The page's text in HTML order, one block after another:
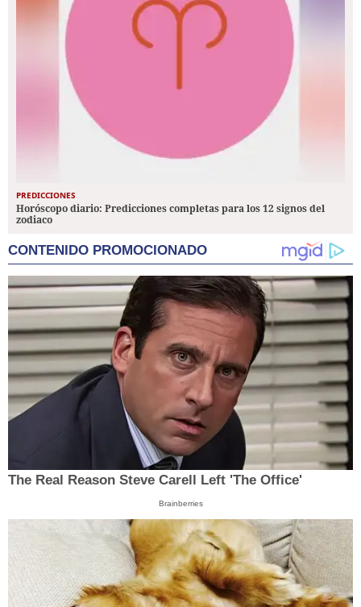
PREDICCIONES
Horóscopo diario: Predicciones completas para los 12 signos del
zodiaco
CONTENIDO PROMOCIONADO
The Real Reason Steve Carell Left 'The Office'
Brainberries